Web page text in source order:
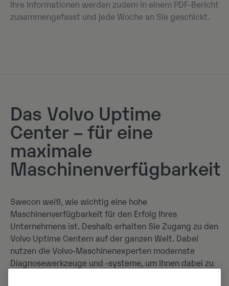
Ihre Informationen werden zudem in einem PDF-Bericht
zusammengefasst und jede Woche an Sie geschickt.
Das Volvo Uptime
Center – für eine
maximale
Maschinenverfügbarkeit
Swecon weiß, wie wichtig eine hohe
Maschinenverfügbarkeit für den Erfolg Ihres
Unternehmens ist. Deshalb erhalten Sie Zugang zu den
Volvo Uptime Centern auf der ganzen Welt. Dabei
nutzen die Volvo-Maschinenexperten modernste
Diagnosewerkzeuge und -systeme, um Ihnen dabei zu